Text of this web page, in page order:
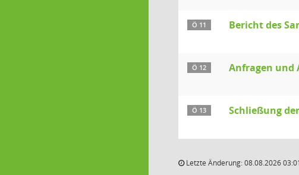
Ö 11 Bericht des
Ö 12 Anfragen und
Ö 13 Schließung
Letzte Änderung: 08.08.2026